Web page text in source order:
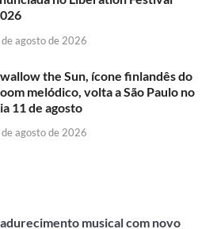
agosto de 2026
the Sun, ícone finlandês do
melódico, volta a São Paulo no
11 de agosto
agosto de 2026
musical com novo